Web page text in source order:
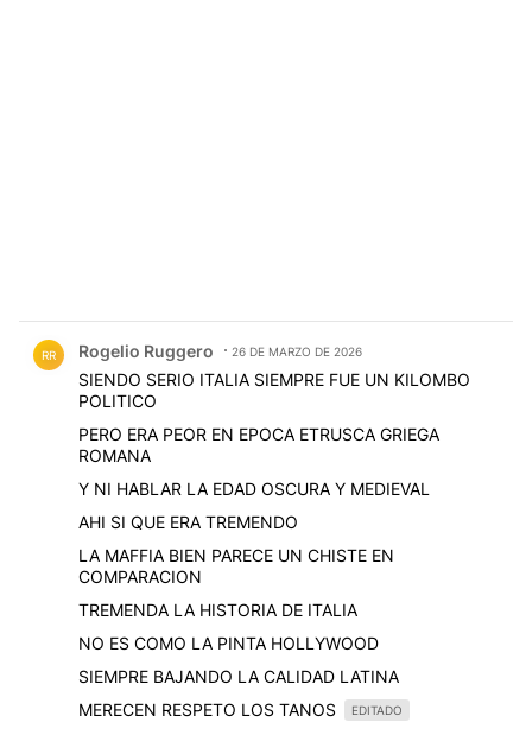
RR Rogelio Ruggero 26 DE MARZO DE 2026
SIENDO SERIO ITALIA SIEMPRE FUE UN KILOMBO
POLITICO
PERO ERA PEOR EN EPOCA ETRUSCA GRIEGA
ROMANA
Y NI HABLAR LA EDAD OSCURA Y MEDIEVAL
AHI SI QUE ERA TREMENDO
LA MAFFIA BIEN PARECE UN CHISTE EN
COMPARACION
TREMENDA LA HISTORIA DE ITALIA
NO ES COMO LA PINTA HOLLYWOOD
SIEMPRE BAJANDO LA CALIDAD LATINA
MERECEN RESPETO LOS TANOS
EDITADO